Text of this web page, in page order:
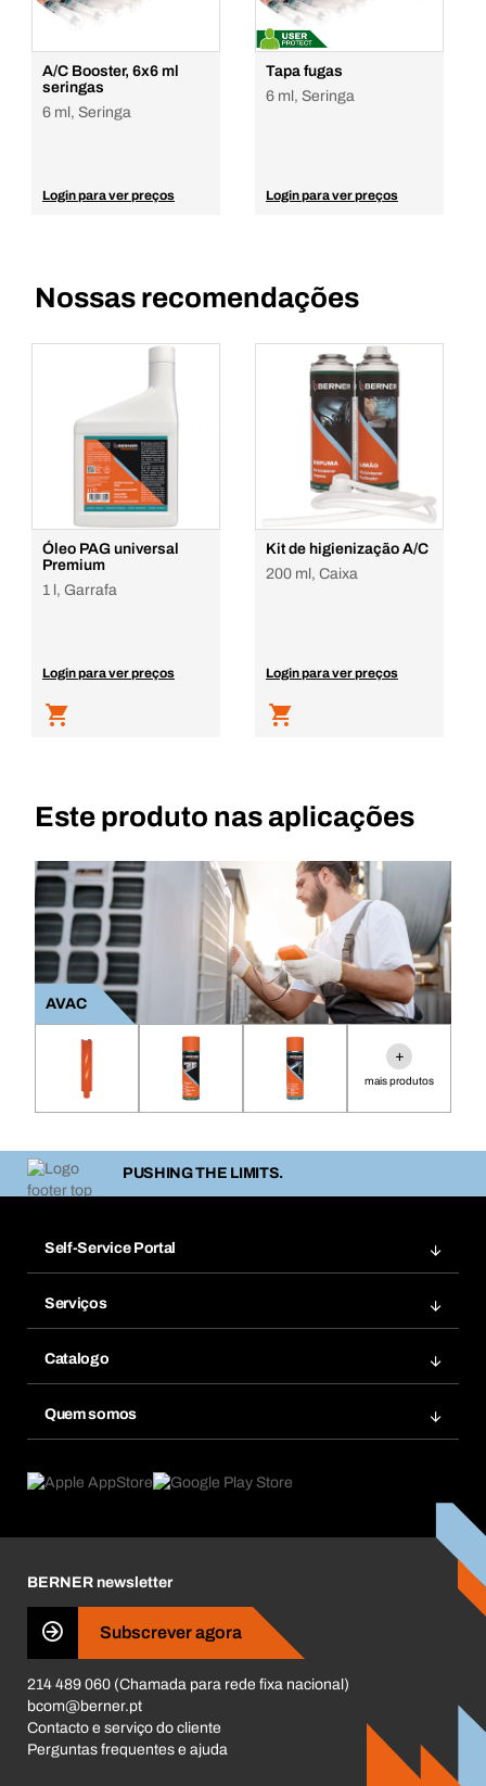
A/C Booster, 6x6 ml
seringas
6 ml, Seringa
Login para ver preços
Tapa fugas
6 ml, Seringa
Login para ver preços
Nossas recomendações
Óleo PAG universal
Premium
1 l, Garrafa
Login para ver preços
Kit de higienização A/C
200 ml, Caixa
Login para ver preços
Este produto nas aplicações
AVAC
+
mais produtos
PUSHING THE LIMITS.
Self-Service Portal
Favoritos
Re-Encomendar
Subscrições
Serviços
Base Dados Químicos
eProcurement
Guia de Produtos
Catalogo
Quem somos
O que nos move
Business Conduct
BERNER newsletter
Subscrever agora
214 489 060 (Chamada para rede fixa nacional)
bcom@berner.pt
Contacto e serviço do cliente
Perguntas frequentes e ajuda